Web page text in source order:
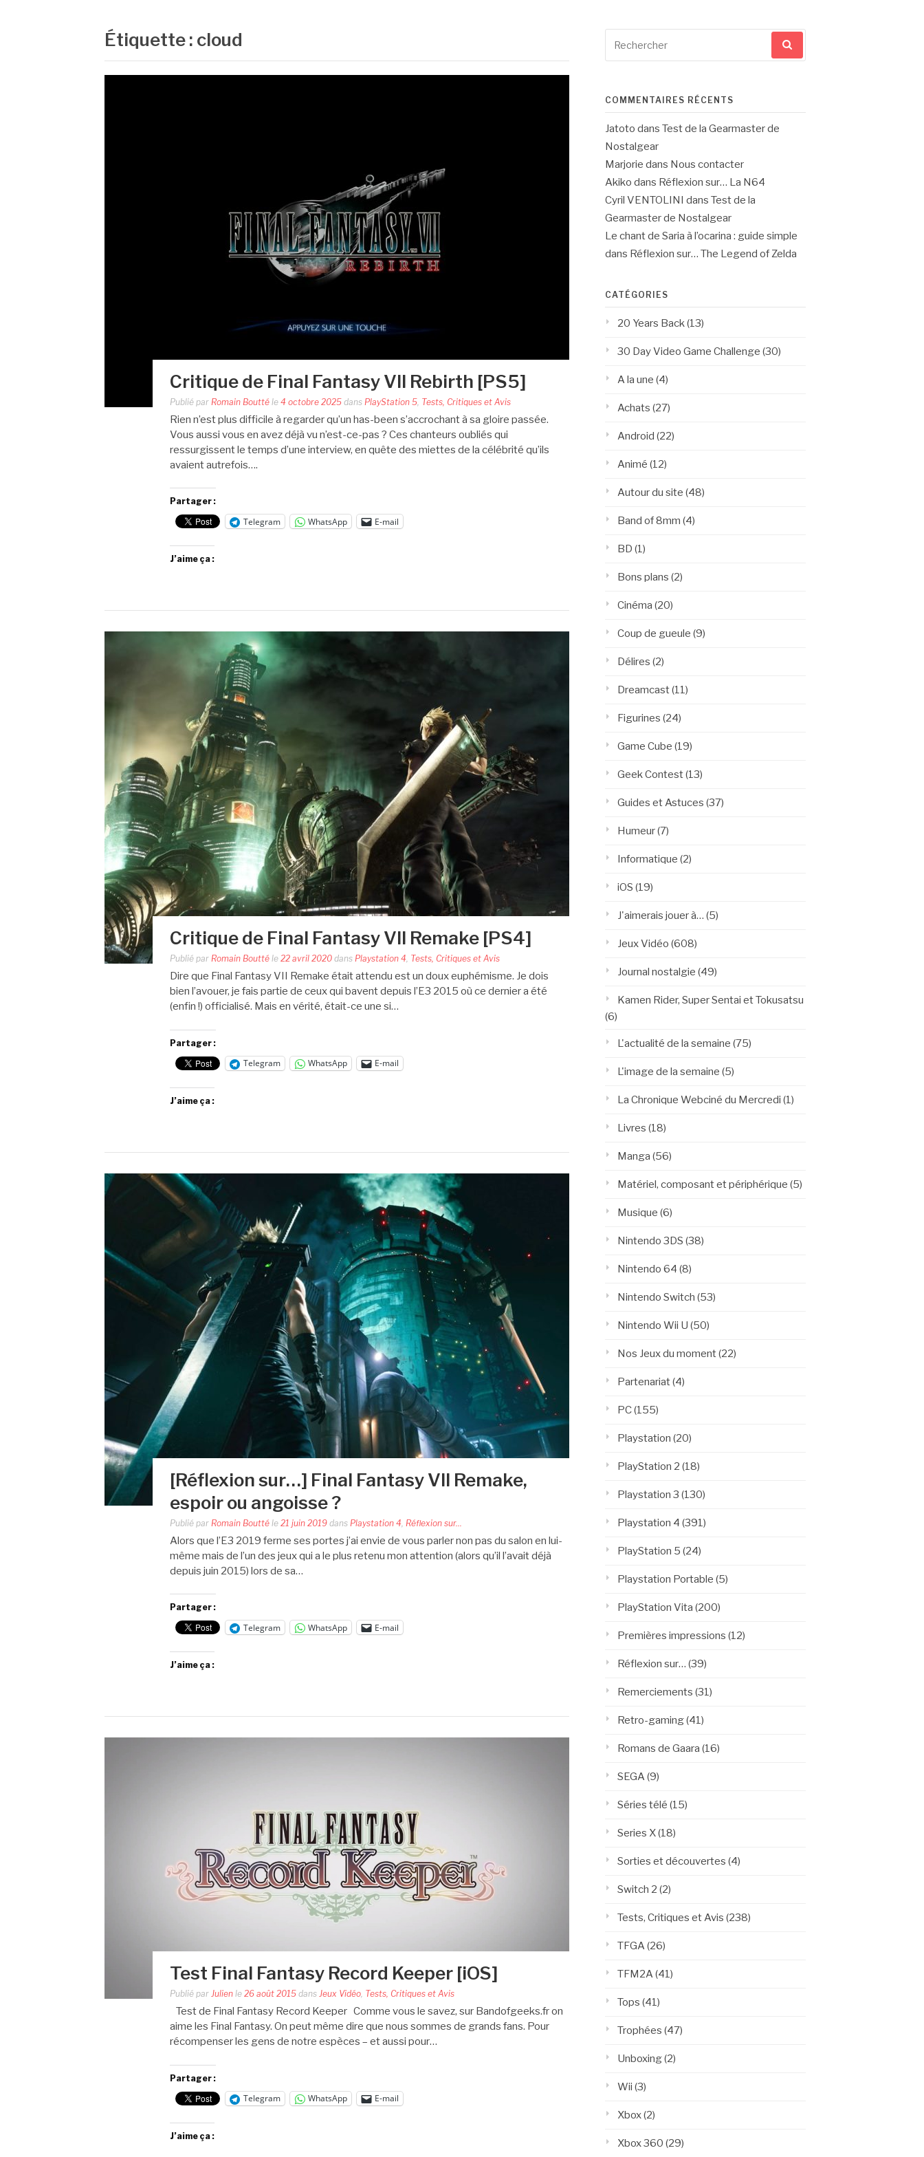
Étiquette : cloud
Critique de Final Fantasy VII Rebirth [PS5]
Publié par Romain Boutté le 4 octobre 2025 dans PlayStation 5 Tests, Critiques et Avis
Rien n’est plus difficile à regarder qu’un has-been s’accrochant à sa gloire passée.
Vous aussi vous en avez déjà vu n’est-ce-pas ? Ces chanteurs oubliés qui
ressurgissent le temps d’une interview, en quête des miettes de la célébrité qu’ils
avaient autrefois….
Partager :
Telegram WhatsApp E-mail
J’aime ça :
Critique de Final Fantasy VII Remake [PS4]
Publié par Romain Boutté le 22 avril 2020 dans Playstation 4, Tests, Critiques et Avis
Dire que Final Fantasy VII Remake était attendu est un doux euphémisme. Je dois
bien l’avouer, je fais partie de ceux qui bavent depuis l’E3 2015 où ce dernier a été
(enfin !) officialisé. Mais en vérité, était-ce une si…
Partager :
Telegram WhatsApp E-mail
J’aime ça :
[Réflexion sur…] Final Fantasy VII Remake,
espoir ou angoisse ?
Publié par Romain Boutté le 21 juin 2019 dans Playstation 4 Réflexion sur...
Alors que l’E3 2019 ferme ses portes j’ai envie de vous parler non pas du salon en lui-
même mais de l’un des jeux qui a le plus retenu mon attention (alors qu’il l’avait déjà
depuis juin 2015) lors de sa…
Partager :
Telegram WhatsApp E-mail
J’aime ça :
Test Final Fantasy Record Keeper [iOS]
Publié par Julien le 26 août 2015 dans Jeux Vidéo, Tests, Critiques et Avis
Test de Final Fantasy Record Keeper Comme vous le savez, sur Bandofgeeks.fr on
aime les Final Fantasy. On peut même dire que nous sommes de grands fans. Pour
récompenser les gens de notre espèces – et aussi pour…
Partager :
Telegram WhatsApp E-mail
J’aime ça :
pour
COMMENTAIRES RÉCENTS
Jatoto dans Test de la Gearmaster de
Nostalgear
Marjorie dans Nous contacter
Akiko dans Réflexion sur… La N64
Cyril VENTOLINI dans Test de la
Gearmaster de Nostalgear
Le chant de Saria à l’ocarina : guide simple
dans Réflexion sur… The Legend of Zelda
CATÉGORIES
20 Years Back (13)
30 Day Video Game Challenge (30)
A la une (4)
Achats (27)
Android (22)
Animé (12)
Autour du site (48)
Band of 8mm (4)
BD (1)
Bons plans (2)
Cinéma (20)
Coup de gueule (9)
Délires (2)
Dreamcast(11)
Figurines (24)
Game Cube (19)
Geek Contest(13)
Guides et Astuces (37)
Humeur(7)
Informatique (2)
iOS (19)
J'aimerais jouer à… (5)
Jeux Vidéo (608)
Journal nostalgie (49)
Kamen Rider, Super Sentai et Tokusatsu
(6)
L'actualité de la semaine (75)
L'image de la semaine (5)
La Chronique Webciné du Mercredi (1)
Livres (18)
Manga (56)
Matériel, composant et périphérique (5)
Musique (6)
Nintendo 3DS (38)
Nintendo 64 (8)
Nintendo Switch (53)
Nintendo Wii U (50)
Nos Jeux du moment(22)
Partenariat(4)
PC(155)
Playstation (20)
PlayStation 2 (18)
Playstation 3 (130)
Playstation 4 (391)
PlayStation 5 (24)
Playstation Portable (5)
PlayStation Vita (200)
Premières impressions (12)
Réflexion sur… (39)
Remerciements (31)
Retro-gaming(41)
Romans de Gaara (16)
SEGA (9)
Séries télé (15)
Series X(18)
Sorties et découvertes (4)
Switch 2 (2)
Tests, Critiques et Avis (238)
TFGA (26)
TFM2A (41)
Tops (41)
Trophées (47)
Unboxing(2)
Wii (3)
Xbox(2)
Xbox 360 (29)